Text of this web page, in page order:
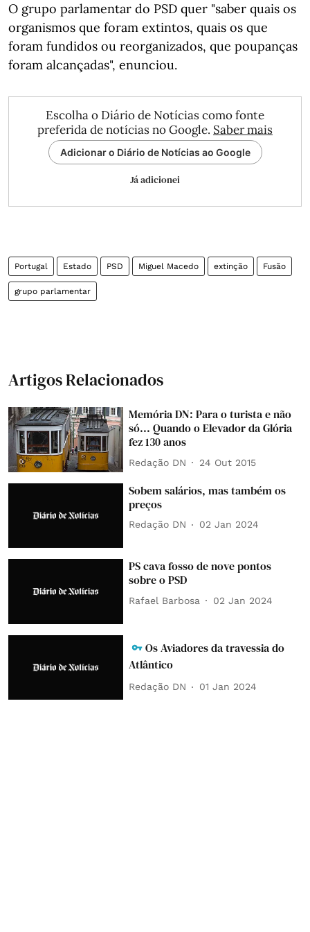
O grupo parlamentar do PSD quer "saber quais os
organismos que foram extintos, quais os que
foram fundidos ou reorganizados, que poupanças
foram alcançadas", enunciou.
Escolha o Diário de Notícias como fonte
preferida de notícias no Google. Saber mais
Adicionar o Diário de Notícias ao Google
Já adicionei
Portugal Estado PSD Miguel Macedo extinção Fusão
grupo parlamentar
Artigos Relacionados
Memória DN: Para o turista e não
só... Quando o Elevador da Glória
fez 130 anos
Redação DN 24 Out 2015
Sobem salários, mas também os
preços
Redação DN 02 Jan 2024
PS cava fosso de nove pontos
sobre o PSD
Rafael Barbosa 02 Jan 2024
Os Aviadores da travessia do
Atlântico
Redação DN 01 Jan 2024